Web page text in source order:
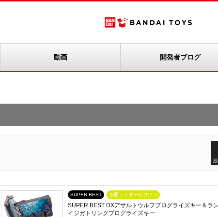
動画 開発者ブログ
SUPER BEST 仮面ライダーゼロワン
SUPER BEST DXアサルトウルフプログライズキー＆ラ
イジガトリングプログライズキー